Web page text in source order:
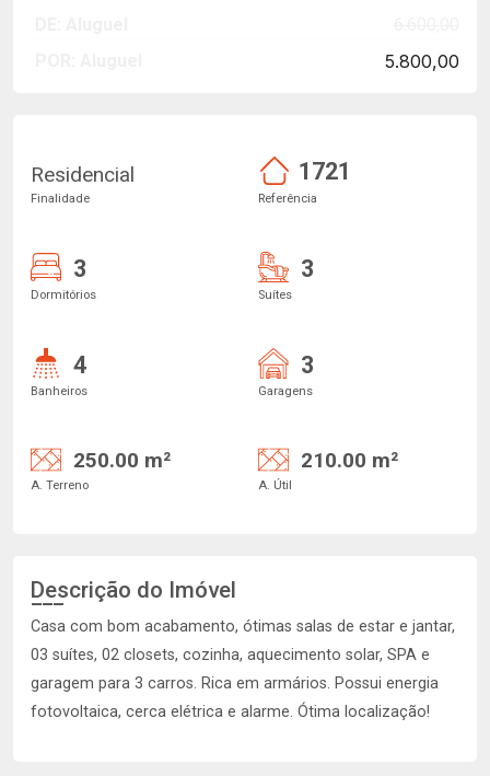
5.800,00
Residencial
Finalidade
1721
Referência
3
Dormitórios
3
Suítes
4
Banheiros
3
Garagens
250.00 m²
A. Terreno
210.00 m²
A. Útil
Descrição do Imóvel
Casa com bom acabamento, ótimas salas de estar e jantar,
03 suítes, 02 closets, cozinha, aquecimento solar, SPA e
garagem para 3 carros. Rica em armários. Possui energia
fotovoltaica, cerca elétrica e alarme. Ótima localização!